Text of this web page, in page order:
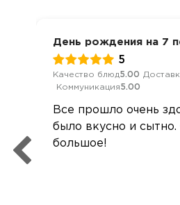
День рождения на 7
5
Качество блюд5.00
Коммуникация5.00
Все прошло очень
было вкусно и сытно.
большое!